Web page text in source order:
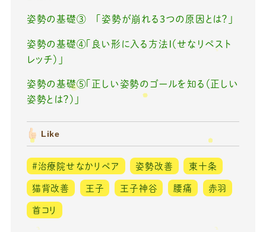
姿勢の基礎③ 「姿勢が崩れる3つの原因とは？」
姿勢の基礎④「良い形に入る方法Ⅰ（せなリペスト
レッチ）」
姿勢の基礎⑤「正しい姿勢のゴールを知る（正しい
姿勢とは？）」
Like
#治療院せなかリペア 姿勢改善 東十条
猫背改善 王子 王子神谷 腰痛 赤羽
首コリ